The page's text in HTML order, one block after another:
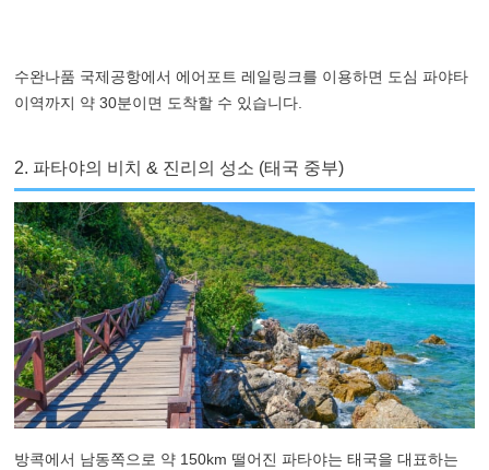
수완나품 국제공항에서 에어포트 레일링크를 이용하면 도심 파야타
이역까지 약 30분이면 도착할 수 있습니다.
2. 파타야의 비치 & 진리의 성소 (태국 중부)
방콕에서 남동쪽으로 약 150km 떨어진 파타야는 태국을 대표하는